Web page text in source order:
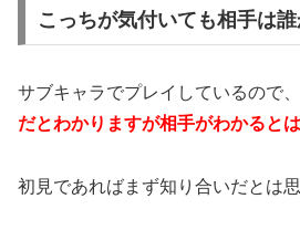
こっちが気付いても相手は
サブキャラでプレイしているので、
だとわかりますが相手がわかるとは
初見であればまず知り合いだとは